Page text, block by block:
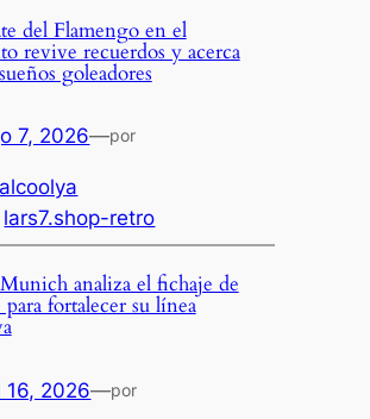
del Flamengo en el
revive recuerdos y acerca
goleadores
7, 2026—por
lars7.shop-retro
analiza el fichaje de
fortalecer su línea
16, 2026—por